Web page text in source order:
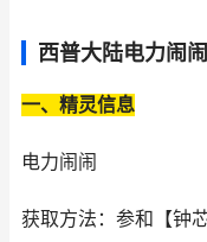
西普大陆电力闹
一、精灵信息
电力闹闹
获取方法：参和【钟